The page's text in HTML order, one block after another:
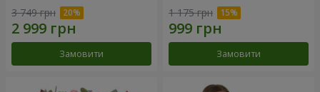
3 749 грн
Замовити
1 175 грн
Замовити